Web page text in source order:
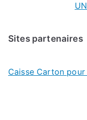
Sites partenaires
Caisse Carton